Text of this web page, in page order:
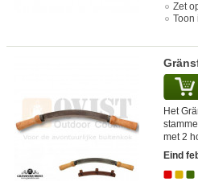
Zet
Toon
Het
met 2
Eind